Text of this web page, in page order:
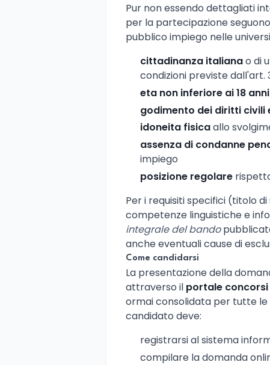
Pur non essendo dettagliati
per la partecipazione
pubblico impiego nelle
cittadinanza italianao di
condizioni previste dall'art.
eta non inferiore ai 18 anni
godimento dei diritti civili
idoneita fisicaallo
assenza di condanne
impiego
posizione regolare
Per i requisiti specifici (titolo
competenze linguistiche e
integrale del bando
anche eventuali cause di
Come candidarsi
La presentazione della
attraverso il portale concorsi
ormai consolidata per tutte
candidato deve:
registrarsi al sistema
compilare la domanda